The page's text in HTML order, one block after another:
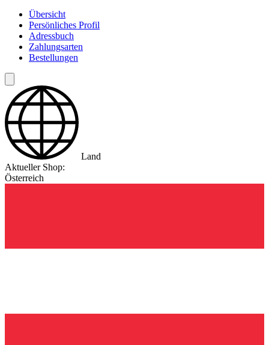
Übersicht
Persönliches Profil
Adressbuch
Zahlungsarten
Bestellungen
Land
Aktueller Shop:
Österreich